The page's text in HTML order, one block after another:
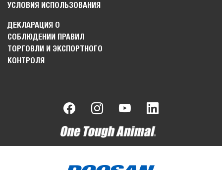
УСЛОВИЯ ИСПОЛЬЗОВАНИЯ
ДЕКЛАРАЦИЯ О
СОБЛЮДЕНИИ ПРАВИЛ
ТОРГОВЛИ И ЭКСПОРТНОГО
КОНТРОЛЯ